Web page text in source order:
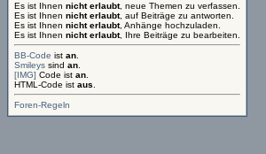
Es ist Ihnen nicht erlaubt, neue Themen zu verfassen.
Es ist Ihnen nicht erlaubt, auf Beiträge zu antworten.
Es ist Ihnen nicht erlaubt, Anhänge hochzuladen.
Es ist Ihnen nicht erlaubt, Ihre Beiträge zu bearbeiten.
BB-Code ist an
Smileys sind an
[IMG] Code ist an
HTML-Code ist aus
Foren-Regeln